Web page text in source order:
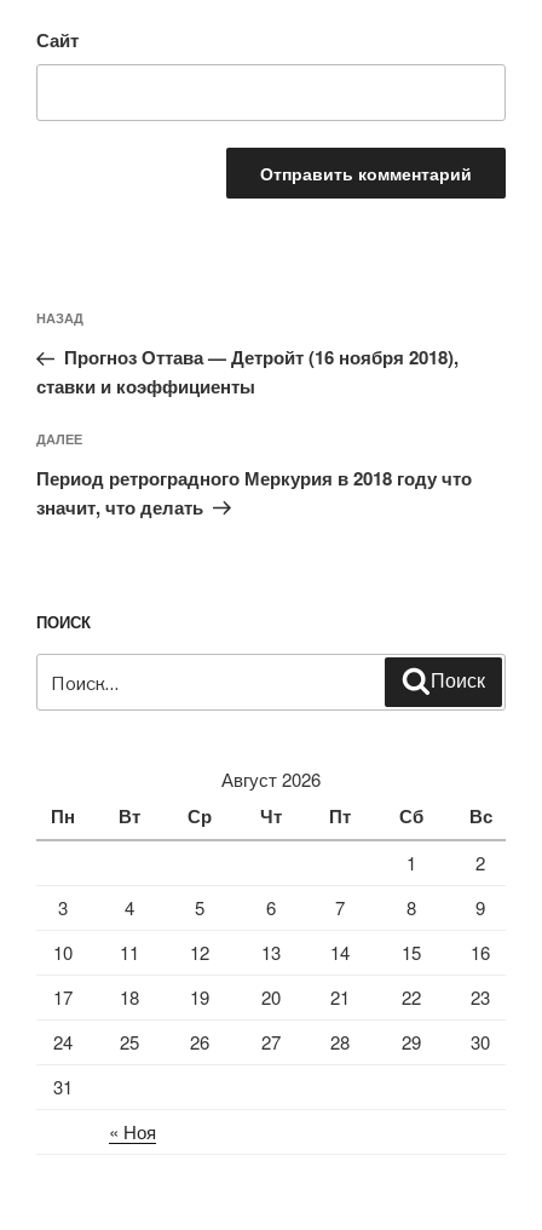
Сайт
по
записям
Предыдущая
запись:
НАЗАД
Прогноз Оттава — Детройт (16 ноября 2018),
ставки и коэффициенты
Следующая
запись
ДАЛЕЕ
Период ретроградного Меркурия в 2018 году что
значит, что делать
ПОИСК
Поиск
Август 2026
Пн Вт Ср Чт Пт Сб Вс
« Ноя
1
2
3
4 5 6 7 8
9
10
11 12 13 14 15
16
17
18 19 20 21 22
23
24
25 26 27 28 29
30
31